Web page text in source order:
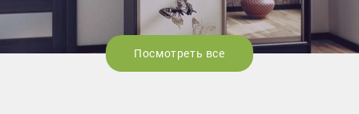
Посмотреть все